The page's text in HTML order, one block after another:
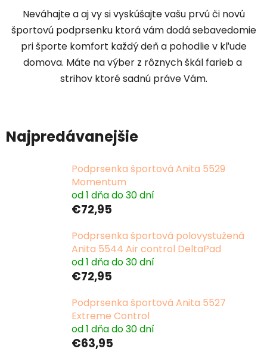
Neváhajte a aj vy si vyskúšajte vašu prvú či novú
športovú podprsenku ktorá vám dodá sebavedomie
pri športe komfort každý deň a pohodlie v kľude
domova. Máte na výber z rôznych škál farieb a
strihov ktoré sadnú práve Vám.
Najpredávanejšie
Podprsenka športová Anita 5529
Momentum
od 1 dňa do 30 dní
€72,95
Podprsenka športová polovystužená
Anita 5544 Air control DeltaPad
od 1 dňa do 30 dní
€72,95
Podprsenka športová Anita 5527
Extreme Control
od 1 dňa do 30 dní
€63,95